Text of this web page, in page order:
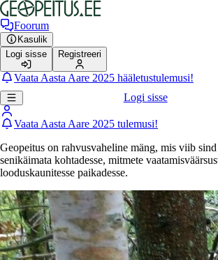
Foorum
Kasulik
Logi sisse
Registreeri
Vaata Aasta Aare 2025 hääletustulemusi!
Logi sisse
Vaata Aasta Aare 2025 tulemusi!
Geopeitus on rahvusvaheline mäng, mis viib
senikäimata kohtadesse, mitmete
looduskaunitesse paikadesse.